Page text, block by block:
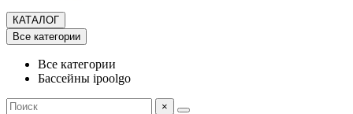
КАТАЛОГ
Все категории
Все категории
Бассейны ipoolgo
×